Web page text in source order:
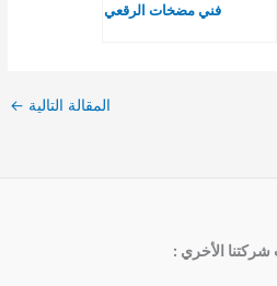
فني مضخات الرقعي
المقالة التالية ←
الأخري :